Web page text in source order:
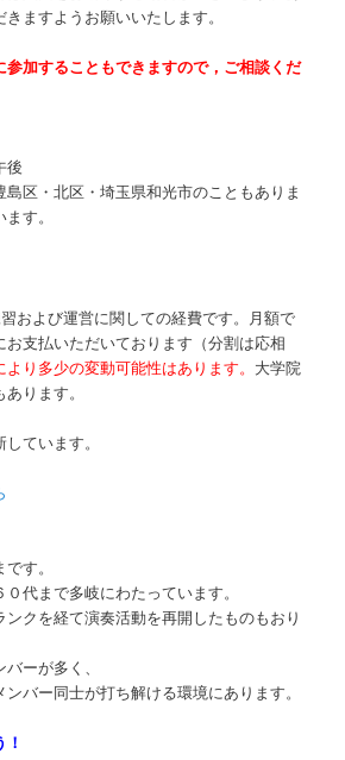
ますようお願いいたします。
参加することもできますので，ご相談くだ
後
区・北区・埼玉県和光市のこともありま
す。
および運営に関しての経費です。月額で
お支払いただいております（分割は応相
り多少の変動可能性はあります。 大学院
ります。
ています。
す。
代まで多岐にわたっています。
クを経て演奏活動を再開したものもおり
ーが多く、
バー同士が打ち解ける環境にあります。